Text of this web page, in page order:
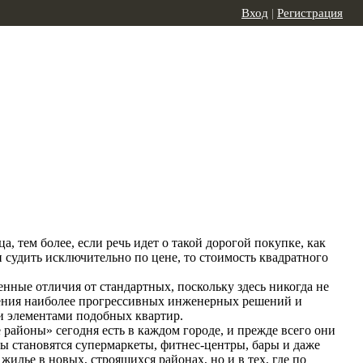
Вход | Регистрация
тем более, если речь идет о такой дорогой покупке, как
исключительно по цене, то стоимость квадратного
отличия от стандартных, поскольку здесь никогда не
наиболее прогрессивных инженерных решений и
подобных квартир.
сегодня есть в каждом городе, и прежде всего они
становятся супермаркеты, фитнес-центры, бары и даже
в новых, строящихся районах, но и в тех, где по